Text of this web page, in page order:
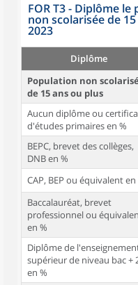
FOR T3 - Diplôme
non scolarisée de
2023
Diplôme
Population non
de 15 ans ou plus
Aucun diplôme ou
d'études primaires en %
BEPC, brevet des collèges,
DNB en %
CAP, BEP ou équivalent en
Baccalauréat, brevet
professionnel ou
en %
Diplôme de
supérieur de niveau bac +
en %